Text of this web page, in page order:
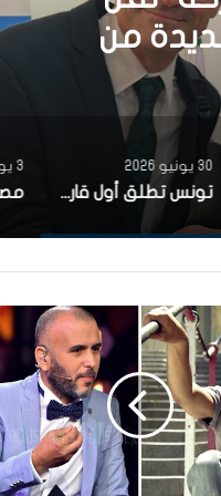
تونس تطلق أول قارب صيد كهربائي يعمل بالطاقة الشمسية في المتوسط